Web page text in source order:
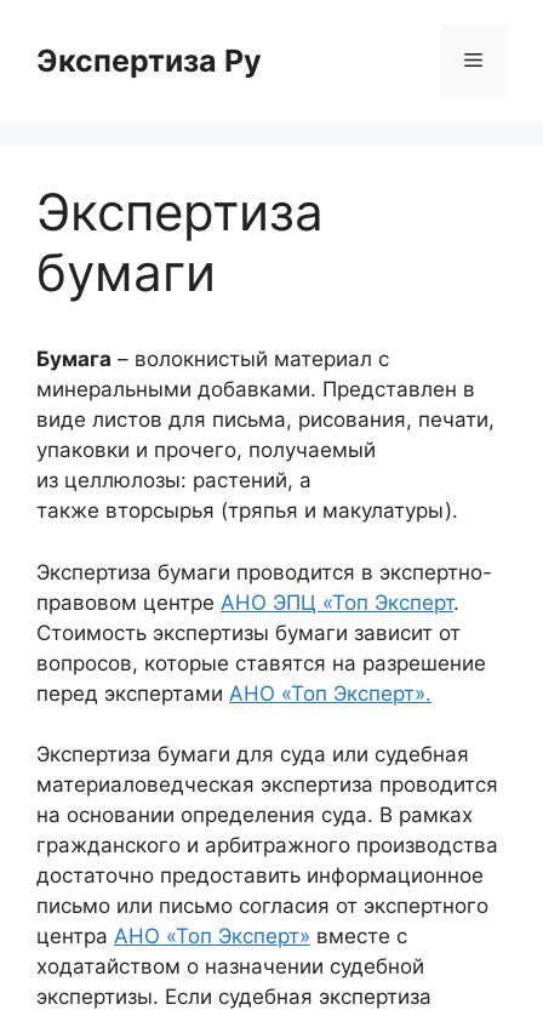
содержимому
Экспертиза Ру Меню
Экспертиза
бумаги
Бумага – волокнистый материал с
минеральными добавками. Представлен в
виде листов для письма, рисования, печати,
упаковки и прочего, получаемый
из целлюлозы: растений, а
также вторсырья (тряпья и макулатуры).
Экспертиза бумаги проводится в экспертно-
правовом центре АНО ЭПЦ «Топ Эксперт.
Стоимость экспертизы бумаги зависит от
вопросов, которые ставятся на разрешение
перед экспертами АНО «Топ Эксперт».
Экспертиза бумаги для суда или судебная
материаловедческая экспертиза проводится
на основании определения суда. В рамках
гражданского и арбитражного производства
достаточно предоставить информационное
письмо или письмо согласия от экспертного
центра АНО «Топ Эксперт» вместе с
ходатайством о назначении судебной
экспертизы. Если судебная экспертиза